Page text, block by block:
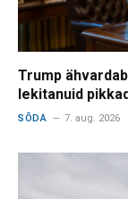
Trump
lekitanuid
SÕDA 7. aug. 2026